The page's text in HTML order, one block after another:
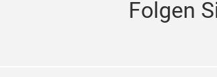
Folgen